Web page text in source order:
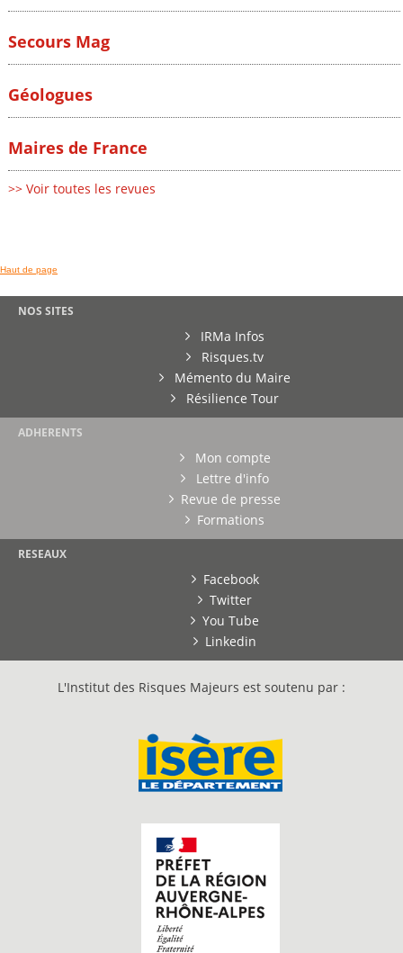
Secours Mag
Géologues
Maires de France
>> Voir toutes les revues
Haut de page
NOS SITES
IRMa Infos
Risques.tv
Mémento du Maire
Résilience Tour
ADHERENTS
Mon compte
Lettre d'info
Revue de presse
Formations
RESEAUX
Facebook
Twitter
You Tube
Linkedin
L'Institut des Risques Majeurs est soutenu par :